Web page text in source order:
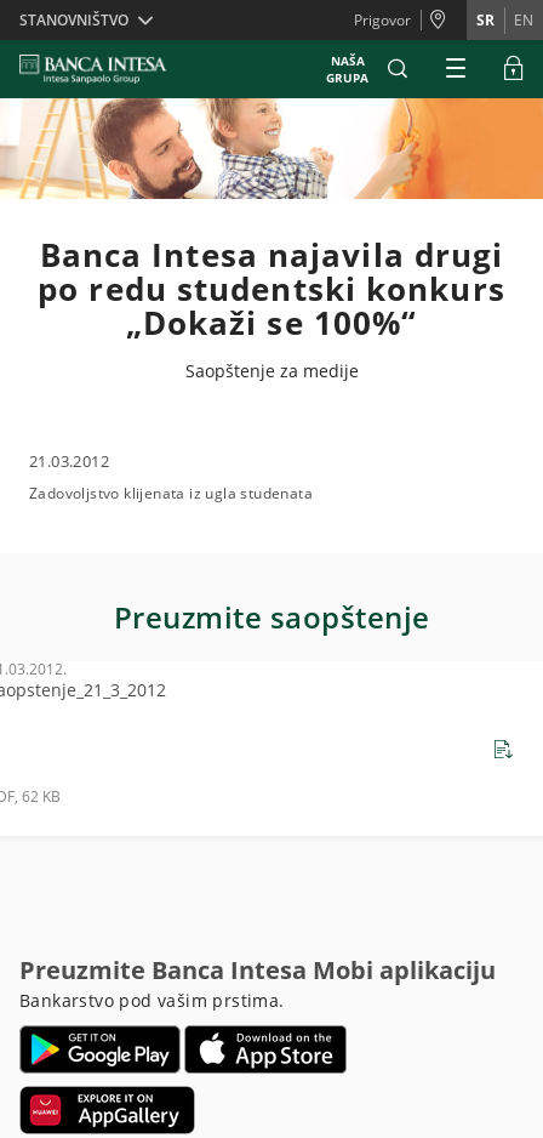
Skiplinks
STANOVNIŠTVO Prigovor SR EN
NAŠA
GRUPA
Banca Intesa najavila drugi
po redu studentski konkurs
„Dokaži se 100%“
Saopštenje za medije
21.03.2012
Zadovoljstvo klijenata iz ugla studenata
Preuzmite saopštenje
62 KB
Preuzmite Banca Intesa Mobi aplikaciju
Bankarstvo pod vašim prstima.